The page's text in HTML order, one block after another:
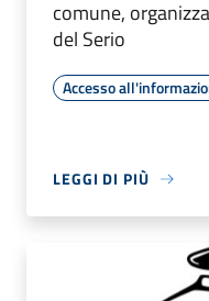
comune,
del Serio
Accesso
LEGGI DI PIÙ